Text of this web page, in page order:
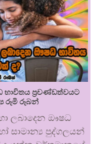
භාවිතය ප්‍රචණ්ඩත්වයට
රූමි රූබන්
ලබාදෙන ඖෂධ
සාමාන්‍ය පුද්ගලයන්